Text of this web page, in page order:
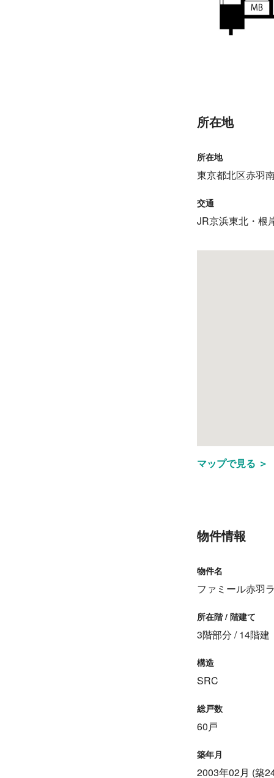
所在地
所在地
東京都北区赤羽
交通
JR京浜東北・根
マップで見る ＞
物件情報
物件名
ファミール赤羽
所在階 / 階建て
3階部分 / 14階建
構造
SRC
総戸数
60戸
築年月
2003年02月 (築